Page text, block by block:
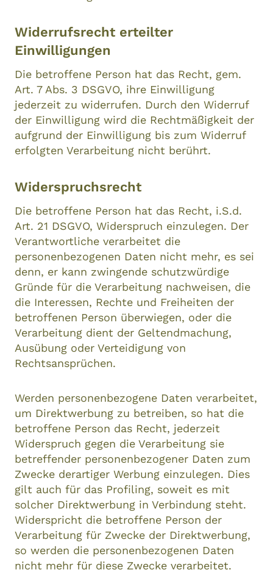
Widerrufsrecht erteilter
Einwilligungen
Die betroffene Person hat das Recht, gem.
Art. 7 Abs. 3 DSGVO, ihre Einwilligung
jederzeit zu widerrufen. Durch den Widerruf
der Einwilligung wird die Rechtmäßigkeit der
aufgrund der Einwilligung bis zum Widerruf
erfolgten Verarbeitung nicht berührt.
Widerspruchsrecht
Die betroffene Person hat das Recht, i.S.d.
Art. 21 DSGVO, Widerspruch einzulegen. Der
Verantwortliche verarbeitet die
personenbezogenen Daten nicht mehr, es sei
denn, er kann zwingende schutzwürdige
Gründe für die Verarbeitung nachweisen, die
die Interessen, Rechte und Freiheiten der
betroffenen Person überwiegen, oder die
Verarbeitung dient der Geltendmachung,
Ausübung oder Verteidigung von
Rechtsansprüchen.
Werden personenbezogene Daten verarbeitet,
um Direktwerbung zu betreiben, so hat die
betroffene Person das Recht, jederzeit
Widerspruch gegen die Verarbeitung sie
betreffender personenbezogener Daten zum
Zwecke derartiger Werbung einzulegen. Dies
gilt auch für das Profiling, soweit es mit
solcher Direktwerbung in Verbindung steht.
Widerspricht die betroffene Person der
Verarbeitung für Zwecke der Direktwerbung,
so werden die personenbezogenen Daten
nicht mehr für diese Zwecke verarbeitet.